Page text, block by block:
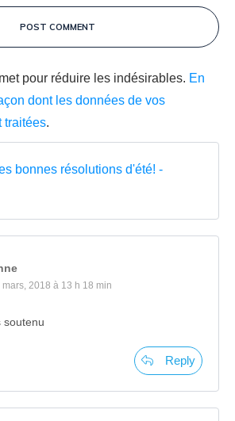
POST COMMENT
pour réduire les indésirables. En
dont les données de vos
traitées.
bonnes résolutions d'été! -
mars, 2018 à 13 h 18 min
soutenu
Reply